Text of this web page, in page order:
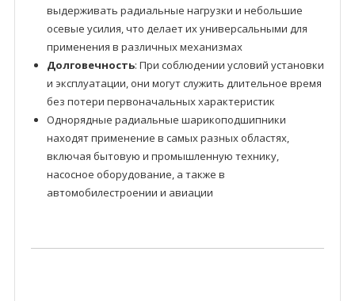
выдерживать радиальные нагрузки и небольшие
осевые усилия, что делает их универсальными для
применения в различных механизмах
Долговечность: При соблюдении условий установки
и эксплуатации, они могут служить длительное время
без потери первоначальных характеристик
Однорядные радиальные шарикоподшипники
находят применение в самых разных областях,
включая бытовую и промышленную технику,
насосное оборудование, а также в
автомобилестроении и авиации